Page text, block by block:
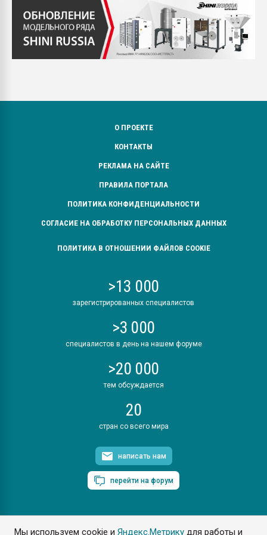
Мы используем cookie иЯндекс.Метрику для работы и
О ПРОЕКТЕ
КОНТАКТЫ
РЕКЛАМА НА САЙТЕ
ПРАВИЛА ПОРТАЛА
ПОЛИТИКА КОНФИДЕНЦИАЛЬНОСТИ
СОГЛАСИЕ НА ОБРАБОТКУ ПЕРСОНАЛЬНЫХ ДАННЫХ
ПОЛИТИКА В ОТНОШЕНИИ ФАЙЛОВ COOKIE
>13 000
зарегистрированных специалистов
>3 000
специалистов в день на нашем форуме
>20 000
тем обсуждается
20
стран со всего мира
написать нам
перейти на форум
ПластЭксперт © 2006. Все права защищены